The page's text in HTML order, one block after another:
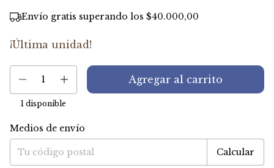
Envío gratis superando los $40.000,00
¡Última unidad!
1 disponible
Entregas para el CP:
Medios de envío
Calcular